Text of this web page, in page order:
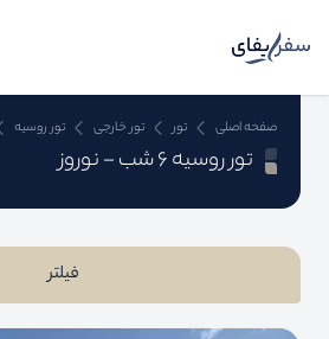
صفحه اصلی تور تور خارجی تور روسیه
تور روسیه 6 شب - نوروز
فیلتر